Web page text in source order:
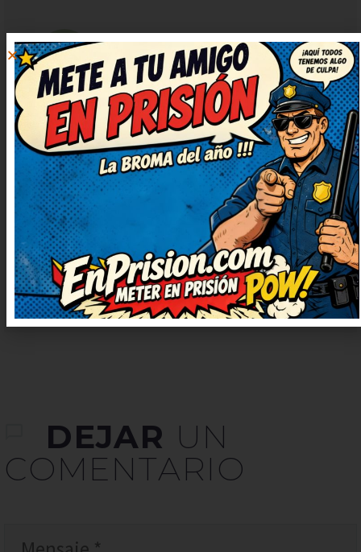
LUCÍA
ÁLVAREZ
28 agosto, 2024 at
19:40
RESPONDER
Tremendo humor, justo lo que
necesitaba ahora. Me ha cambiado
el ánimo para bien, gracias. Me ha
cambiado el ánimo para bien,
gracias. ¡Más de estos, por favor!
Me alegran el día.
DEJAR UN
COMENTARIO